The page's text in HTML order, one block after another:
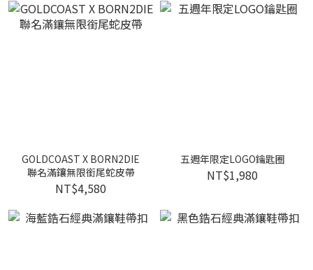
GOLDCOAST X BORN2DIE
聯名滿鑲無限銜尾蛇皮帶
NT$4,580
五週年限定LOGO鑰匙圈
NT$1,980